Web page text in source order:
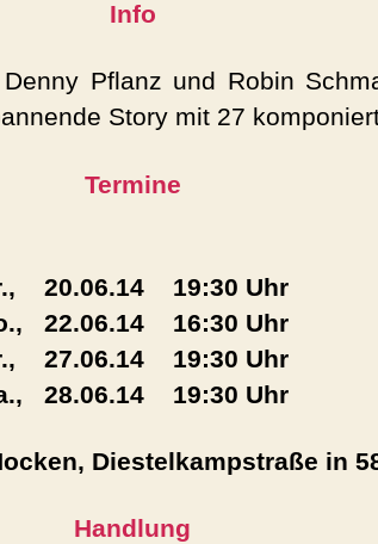
Info
Pflanz und Robin
Story mit 27
Termine
20.06.14 19:30 Uhr
22.06.14 16:30 Uhr
27.06.14 19:30 Uhr
28.06.14 19:30 Uhr
Diestelkampstraße in
Handlung